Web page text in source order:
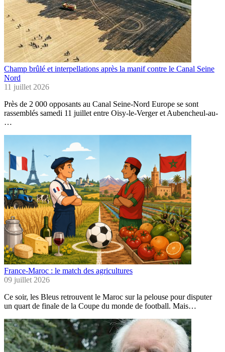
Champ brûlé et interpellations après la manif contre le Canal Seine
Nord
11 juillet 2026
Près de 2 000 opposants au Canal Seine-Nord Europe se sont
rassemblés samedi 11 juillet entre Oisy-le-Verger et Aubencheul-au-
…
France-Maroc : le match des agricultures
09 juillet 2026
Ce soir, les Bleus retrouvent le Maroc sur la pelouse pour disputer
un quart de finale de la Coupe du monde de football. Mais…